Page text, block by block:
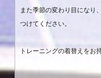
また季節の変わり目になり
つけてください。
トレーニングの着替えをお